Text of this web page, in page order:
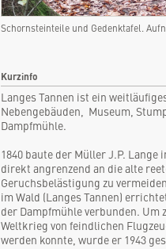
Schornsteinteile und Gedenktafel.
Kurzinfo
Langes Tannen ist ein
Nebengebäuden, Museum,
Dampfmühle.
1840 baute der Müller J.P.
direkt angrenzend an die alte
Geruchsbelästigung zu
im Wald (Langes Tannen)
der Dampfmühle verbunden.
Weltkrieg von feindlichen
werden konnte, wurde er 1943